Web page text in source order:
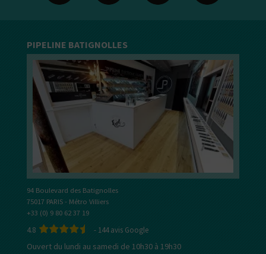
PIPELINE BATIGNOLLES
94 Boulevard des Batignolles
75017 PARIS - Métro Villiers
+33 (0) 9 80 62 37 19
4.8 - 144avis Google
Ouvert du lundi au samedi de 10h30 à 19h30